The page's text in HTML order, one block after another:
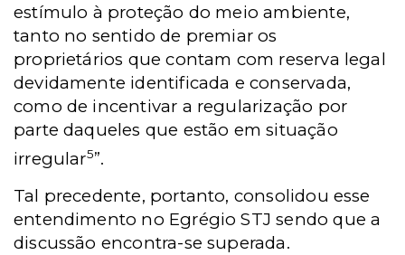
estímulo à proteção do meio ambiente,
tanto no sentido de premiar os
proprietários que contam com reserva legal
devidamente identificada e conservada,
como de incentivar a regularização por
parte daqueles que estão em situação
irregular5”.
Tal precedente, portanto, consolidou esse
entendimento no Egrégio STJ sendo que a
discussão encontra-se superada.